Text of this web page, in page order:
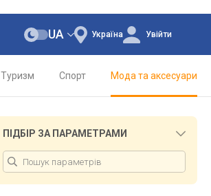
Україна
UA Увійти
Туризм Спорт Мода та аксесуари
ПІДБІР ЗА ПАРАМЕТРАМИ